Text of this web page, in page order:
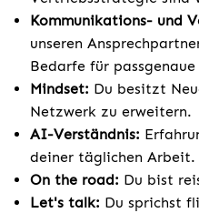
Kommunikations- und
unseren
Bedarfe für
Mindset: Du besitzt
Netzwerk zu erweitern.
AI-Verständnis:
deiner täglichen Arbeit.
On the road: Du bist
Let's talk: Du sprichst